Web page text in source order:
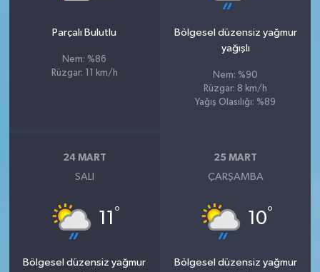
Parçalı Bulutlu
Nem: %86
Rüzgar: 11 km/h
Bölgesel düzensiz yağmur
yağışlı
Nem: %90
Rüzgar: 8 km/h
Yağış Olasılığı: %89
24 MART
SALI
11 °
Bölgesel düzensiz yağmur
25 MART
ÇARŞAMBA
10°
Bölgesel düzensiz yağmur